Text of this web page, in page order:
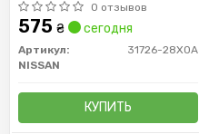
0 отзывов
575 ₴ сегодня
Артикул:
31726-28X0A
NISSAN
КУПИТЬ